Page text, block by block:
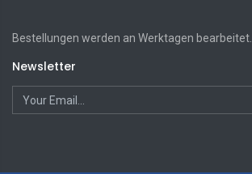
Bestellungen werden an Werktagen bearbeitet.
Newsletter